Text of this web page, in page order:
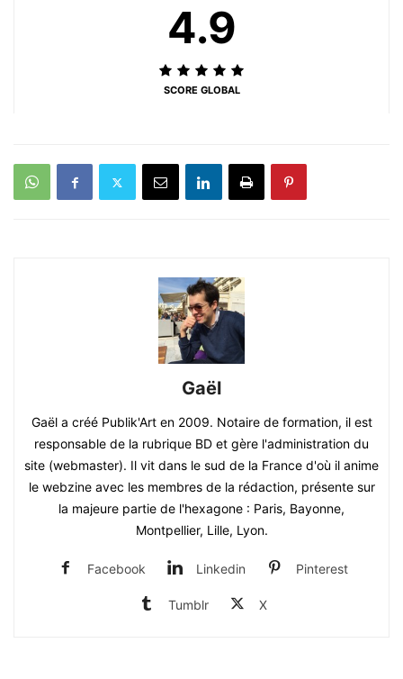
4.9
SCORE GLOBAL
Gaël
Gaël a créé Publik'Art en 2009. Notaire de formation, il est
responsable de la rubrique BD et gère l'administration du
site (webmaster). Il vit dans le sud de la France d'où il anime
le webzine avec les membres de la rédaction, présente sur
la majeure partie de l'hexagone : Paris, Bayonne,
Montpellier, Lille, Lyon.
Facebook Linkedin Pinterest
Tumblr X